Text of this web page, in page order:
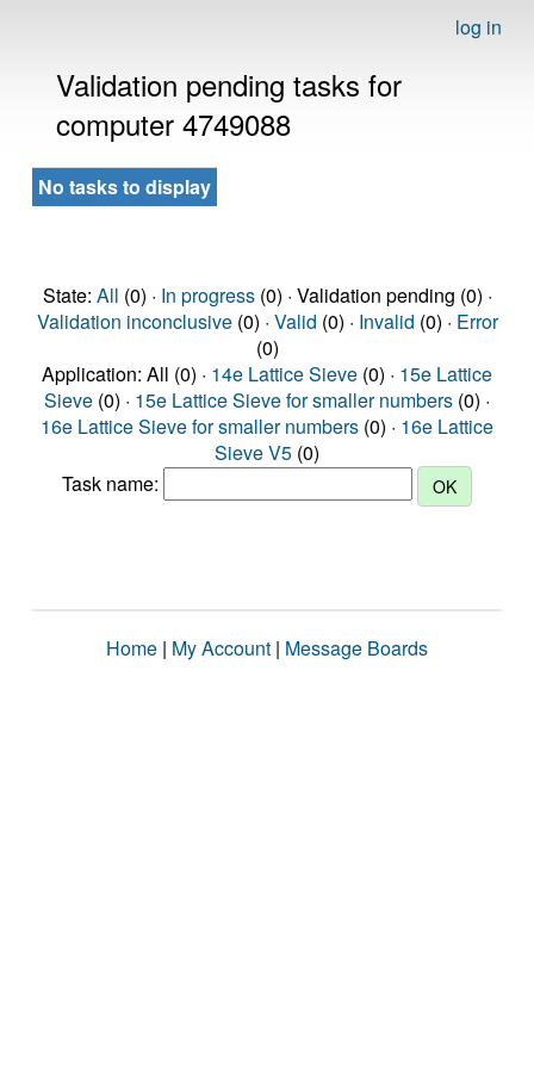
log in
Validation pending tasks for
computer 4749088
No tasks to display
State: All (0) · In progress(0) · Validation pending (0) ·
Validation inconclusive(0) · Valid (0) · Invalid (0) · Error
(0)
Application: All (0) · 14e Lattice Sieve (0) · 15e Lattice
Sieve (0) · 15e Lattice Sieve for smaller numbers (0) ·
16e Lattice Sieve for smaller numbers (0) · 16e Lattice
Sieve V5 (0)
Task name:
Home | My Account | Message Boards